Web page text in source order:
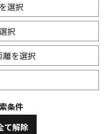
選択
択
離を選択
条件
て解除